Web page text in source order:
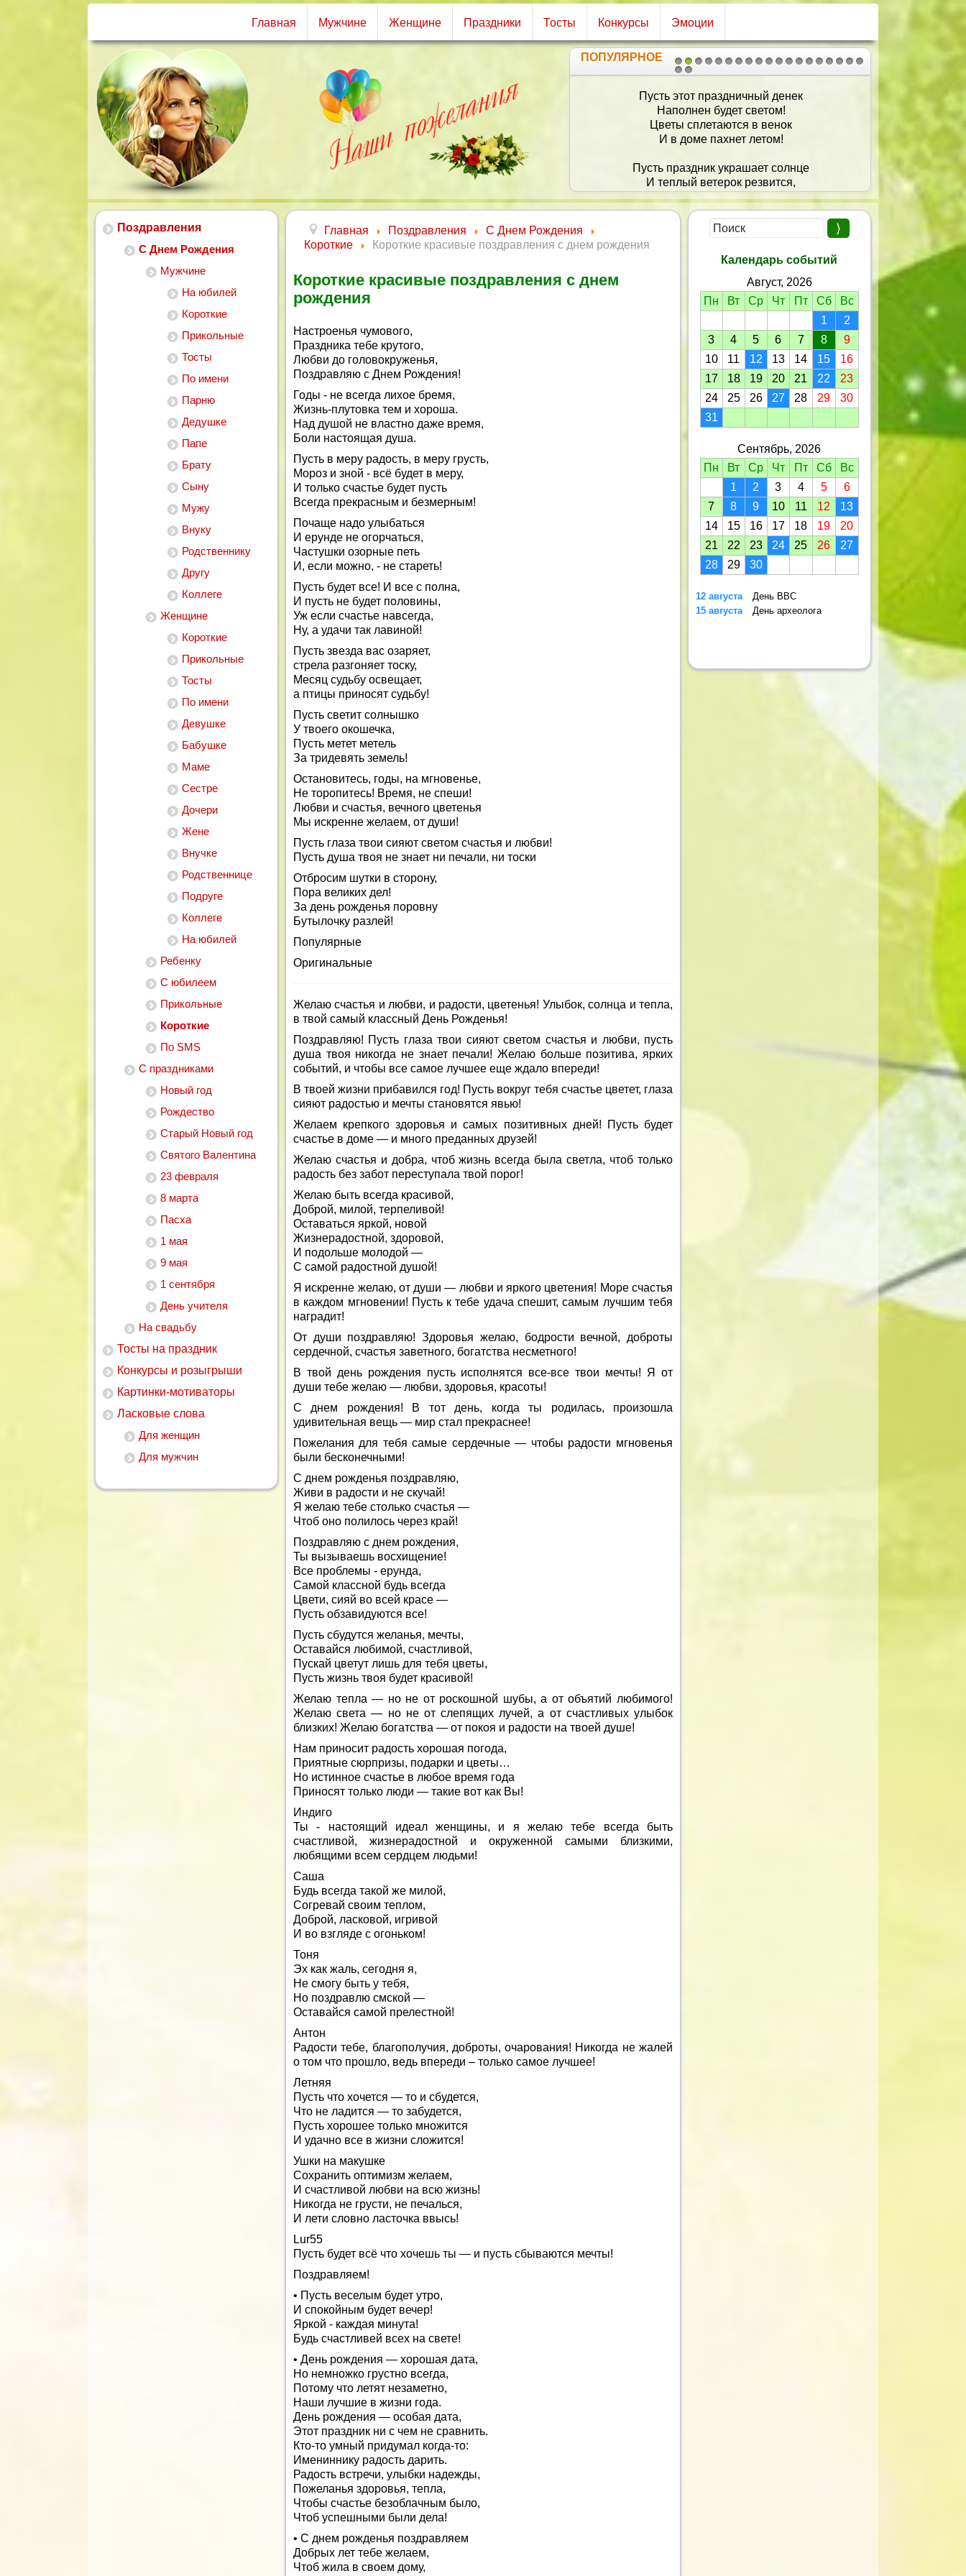
Главная Мужчине Женщине Праздники Тосты Конкурсы Эмоции
1 2
2021
ПОПУЛЯРНОЕ
Пусть этот праздничный денек
Наполнен будет светом!
Цветы сплетаются в венок
И в доме пахнет летом!
Пусть праздник украшает солнце
И теплый ветерок резвится,
Букет цветов благоухает,
Мелодий хоровод кружится!
Пусть счастье в воздухе витает
И дарит красоту и нежность!
Пусть никогда не покидают
Здоровье, силы, шарм и свежесть!
Поздравления
С Днем Рождения
Мужчине
На юбилей
Короткие
Прикольные
Тосты
По имени
Парню
Дедушке
Папе
Брату
Сыну
Мужу
Внуку
Родственнику
Другу
Коллеге
Женщине
Короткие
Прикольные
Тосты
По имени
Девушке
Бабушке
Маме
Сестре
Дочери
Жене
Внучке
Родственнице
Подруге
Коллеге
На юбилей
Ребенку
С юбилеем
Прикольные
Короткие
По SMS
С праздниками
Новый год
Рождество
Старый Новый год
Святого Валентина
23 февраля
8 марта
Пасха
1 мая
9 мая
1 сентября
День учителя
На свадьбу
Тосты на праздник
Конкурсы и розыгрыши
Картинки-мотиваторы
Ласковые слова
Для женщин
Для мужчин
Главная Поздравления
С Днем Рождения
Короткие
Короткие красивые поздравления с днем рождения
Короткие красивые поздравления с днем
рождения
Настроенья чумового,
Праздника тебе крутого,
Любви до головокруженья,
Поздравляю с Днем Рождения!
Годы - не всегда лихое бремя,
Жизнь-плутовка тем и хороша.
Над душой не властно даже время,
Боли настоящая душа.
Пусть в меру радость, в меру грусть,
Мороз и зной - всё будет в меру,
И только счастье будет пусть
Всегда прекрасным и безмерным!
Почаще надо улыбаться
И ерунде не огорчаться,
Частушки озорные петь
И, если можно, - не стареть!
Пусть будет все! И вce с полна,
И пусть не будет половины,
Уж если счастье навсегда,
Ну, а удачи так лавиной!
Пусть звезда вас озаряет,
стрела разгоняет тоску,
Месяц судьбу освещает,
а птицы приносят судьбу!
Пусть светит солнышко
У твоего окошечка,
Пусть метет метель
За тридевять земель!
Остановитесь, годы, на мгновенье,
Не торопитесь! Время, не спеши!
Любви и счастья, вечного цветенья
Мы искренне желаем, от души!
Пусть глаза твои сияют светом счастья и любви!
Пусть душа твоя не знает ни печали, ни тоски
Отбросим шутки в сторону,
Пора великих дел!
За день рожденья поровну
Бутылочку разлей!
Популярные
Оригинальные
Желаю счастья и любви, и радости, цветенья! Улыбок, солнца и тепла,
в твой самый классный День Рожденья!
Поздравляю! Пусть глаза твои сияют светом счастья и любви, пусть
душа твоя никогда не знает печали! Желаю больше позитива, ярких
событий, и чтобы все самое лучшее еще ждало впереди!
В твоей жизни прибавился год! Пусть вокруг тебя счастье цветет, глаза
сияют радостью и мечты становятся явью!
Желаем крепкого здоровья и самых позитивных дней! Пусть будет
счастье в доме — и много преданных друзей!
Желаю счастья и добра, чтоб жизнь всегда была светла, чтоб только
радость без забот переступала твой порог!
Желаю быть всегда красивой,
Доброй, милой, терпеливой!
Оставаться яркой, новой
Жизнерадостной, здоровой,
И подольше молодой —
С самой радостной душой!
Я искренне желаю, от души — любви и яркого цветения! Море счастья
в каждом мгновении! Пусть к тебе удача спешит, самым лучшим тебя
наградит!
От души поздравляю! Здоровья желаю, бодрости вечной, доброты
сердечной, счастья заветного, богатства несметного!
В твой день рождения пусть исполнятся все-все твои мечты! Я от
души тебе желаю — любви, здоровья, красоты!
С днем рождения! В тот день, когда ты родилась, произошла
удивительная вещь — мир стал прекраснее!
Пожелания для тебя самые сердечные — чтобы радости мгновенья
были бесконечными!
С днем рожденья поздравляю,
Живи в радости и не скучай!
Я желаю тебе столько счастья —
Чтоб оно полилось через край!
Поздравляю с днем рождения,
Ты вызываешь восхищение!
Все проблемы - ерунда,
Самой классной будь всегда
Цвети, сияй во всей красе —
Пусть обзавидуются все!
Пусть сбудутся желанья, мечты,
Оставайся любимой, счастливой,
Пускай цветут лишь для тебя цветы,
Пусть жизнь твоя будет красивой!
Желаю тепла — но не от роскошной шубы, а от объятий любимого!
Желаю света — но не от слепящих лучей, а от счастливых улыбок
близких! Желаю богатства — от покоя и радости на твоей душе!
Нам приносит радость хорошая погода,
Приятные сюрпризы, подарки и цветы…
Но истинное счастье в любое время года
Приносят только люди — такие вот как Вы!
Индиго
Ты - настоящий идеал женщины, и я желаю тебе всегда быть
счастливой, жизнерадостной и окруженной самыми близкими,
любящими всем сердцем людьми!
Саша
Будь всегда такой же милой,
Согревай своим теплом,
Доброй, ласковой, игривой
И во взгляде с огоньком!
Тоня
Эх как жаль, сегодня я,
Не смогу быть у тебя,
Но поздравлю смской —
Оставайся самой прелестной!
Антон
Радости тебе, благополучия, доброты, очарования! Никогда не жалей
о том что прошло, ведь впереди – только самое лучшее!
Летняя
Пусть что хочется — то и сбудется,
Что не ладится — то забудется,
Пусть хорошее только множится
И удачно все в жизни сложится!
Ушки на макушке
Сохранить оптимизм желаем,
И счастливой любви на всю жизнь!
Никогда не грусти, не печалься,
И лети словно ласточка ввысь!
Lur55
Пусть будет всё что хочешь ты — и пусть сбываются мечты!
Поздравляем!
• Пусть веселым будет утро,
И спокойным будет вечер!
Яркой - каждая минута!
Будь счастливей всех на свете!
• День рождения — хорошая дата,
Но немножко грустно всегда,
Потому что летят незаметно,
Наши лучшие в жизни года.
День рождения — особая дата,
Этот праздник ни с чем не сравнить.
Кто-то умный придумал когда-то:
Имениннику радость дарить.
Радость встречи, улыбки надежды,
Пожеланья здоровья, тепла,
Чтобы счастье безоблачным было,
Чтоб успешными были дела!
• С днем рожденья поздравляем
Добрых лет тебе желаем,
Чтоб жила в своем дому,
Календарь событий
Август, 2026
Пн
Вт Ср Чт Пт Сб
Вс
1
2
3
4 5 6 7 8
9
10
11 12 13 14 15
16
17
18 19 20 21 22
23
24
25 26 27 28 29
30
31
Сентябрь, 2026
Пн
Вт Ср Чт Пт Сб
Вс
1
2 3 4 5
6
7
8 9 10 11 12
13
14
15 16 17 18 19
20
21
22 23 24 25 26
27
28
29 30
12 августа
День ВВС
15 августа
День археолога